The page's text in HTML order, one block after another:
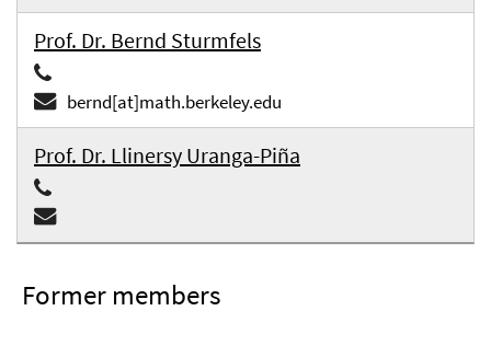
Prof. Dr. Bernd Sturmfels
bernd[at]math.berkeley.edu
Prof. Dr. Llinersy Uranga-Piña
Former members